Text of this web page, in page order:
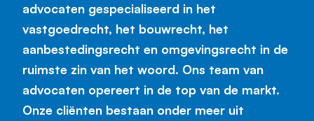
advocaten gespecialiseerd in het
vastgoedrecht, het bouwrecht, het
aanbestedingsrecht en omgevingsrecht in de
ruimste zin van het woord. Ons team van
advocaten opereert in de top van de markt.
Onze cliënten bestaan onder meer uit